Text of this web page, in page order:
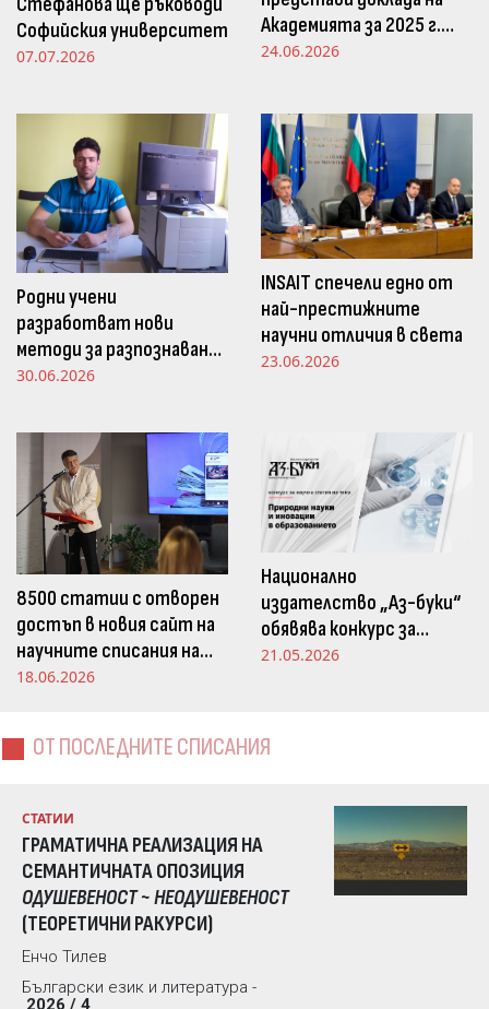
Софийския университет
07.07.2026
Академията за 2025 г.
пред Просветната
24.06.2026
Родни учени
разработват нови
методи за разпознаване
и следене на емоциите
погледа
30.06.2026
INSAIT спечели едно от
най-престижните
научни отличия в света
23.06.2026
8500 статии с отворен
достъп в новия сайт на
научните списания на
Издателство „Аз-буки“
18.06.2026
Национално
издателство „Аз-буки“
обявява конкурс за
научна статия на тема
образованието“
21.05.2026
ОТ ПОСЛЕДНИТЕ СПИСАНИЯ
СТАТИИ
ГРАМАТИЧНА РЕАЛИЗАЦИЯ НА
СЕМАНТИЧНАТА ОПОЗИЦИЯ
ОДУШЕВЕНОСТ ~ НЕОДУШЕВЕНОСТ
(ТЕОРЕТИЧНИ РАКУРСИ)
Енчо Тилев
Български език и литература -